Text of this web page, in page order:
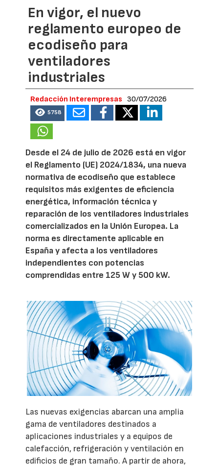
En vigor, el nuevo
reglamento europeo de
ecodiseño para
ventiladores
industriales
Redacción Interempresas 30/07/2026
5758
Desde el 24 de julio de 2026 está en vigor
el Reglamento (UE) 2024/1834, una nueva
normativa de ecodiseño que establece
requisitos más exigentes de eficiencia
energética, información técnica y
reparación de los ventiladores industriales
comercializados en la Unión Europea. La
norma es directamente aplicable en
España y afecta a los ventiladores
independientes con potencias
comprendidas entre 125 W y 500 kW.
Las nuevas exigencias abarcan una amplia
gama de ventiladores destinados a
aplicaciones industriales y a equipos de
calefacción, refrigeración y ventilación en
edificios de gran tamaño. A partir de ahora,